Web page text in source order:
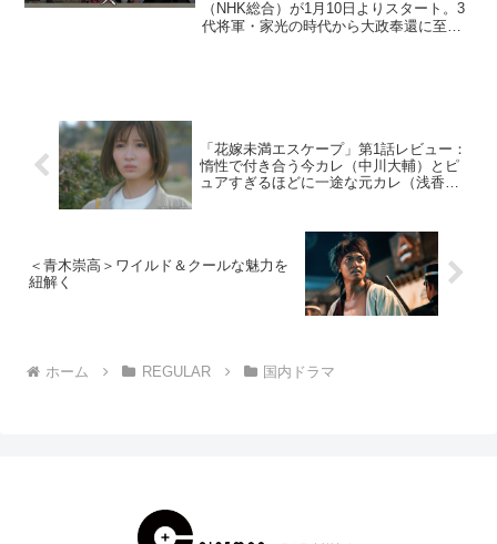
（NHK総合）が1月10日よりスタート。3
代将軍・家光の時代から大政奉還に至る
「花嫁未満エスケープ」第1話レビュー：
惰性で付き合う今カレ（中川大輔）とピ
ュアすぎるほどに一途な元カレ（浅香航
＜青木崇高＞ワイルド＆クールな魅力を
紐解く
ホーム REGULAR 国内ドラマ